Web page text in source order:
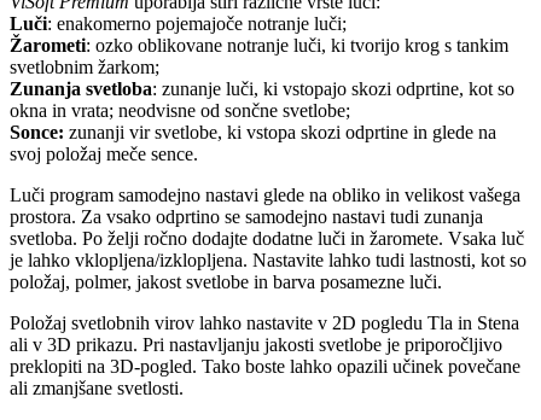
Luči: enakomerno pojemajoče notranje luči;
Žarometi: ozko oblikovane notranje luči, ki tvorijo krog s tankim
svetlobnim žarkom;
Zunanja svetloba: zunanje luči, ki vstopajo skozi odprtine, kot so
okna in vrata; neodvisne od sončne svetlobe;
Sonce: zunanji vir svetlobe, ki vstopa skozi odprtine in glede na
svoj položaj meče sence.
Luči program samodejno nastavi glede na obliko in velikost vašega
prostora. Za vsako odprtino se samodejno nastavi tudi zunanja
svetloba. Po želji ročno dodajte dodatne luči in žaromete. Vsaka luč
je lahko vklopljena/izklopljena. Nastavite lahko tudi lastnosti, kot so
položaj, polmer, jakost svetlobe in barva posamezne luči.
Položaj svetlobnih virov lahko nastavite v 2D pogledu Tla in Stena
ali v 3D prikazu. Pri nastavljanju jakosti svetlobe je priporočljivo
preklopiti na 3D-pogled. Tako boste lahko opazili učinek povečane
ali zmanjšane svetlosti.